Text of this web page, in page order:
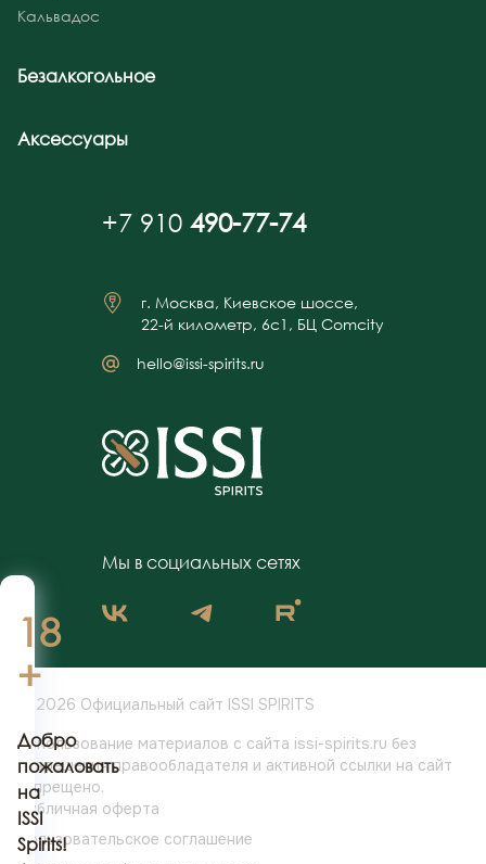
Кальвадос
Безалкогольное
Аксессуары
+7 910 490-77-74
г. Москва, Киевское шоссе,
22-й километр, 6с1, БЦ Comcity
hello@issi-spirits.ru
Мы в социальных сетях
© 2026 Официальный сайт ISSI SPIRITS
Использование материалов с сайта issi-spirits.ru без
разрешенияправообладателя и активной ссылки на сайт
запрещено.
Публичная оферта
Пользовательское соглашение
18
+
Добро
пожаловать
на
ISSI
Spirits!